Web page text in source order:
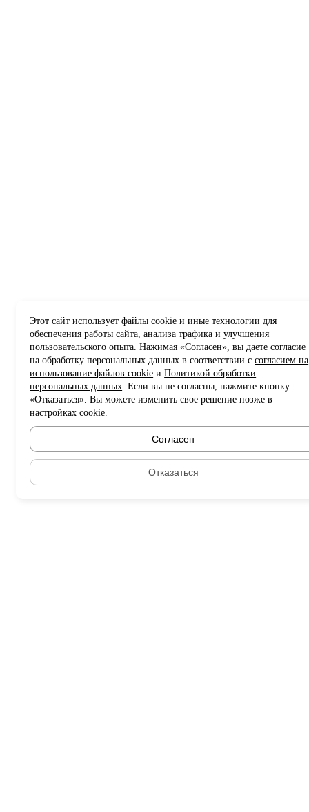
Этот сайт использует файлы cookie и иные технологии для
обеспечения работы сайта, анализа трафика и улучшения
пользовательского опыта. Нажимая «Согласен», вы даете согласие
на обработку персональных данных в соответствии ссогласием на
использование файлов cookie иПолитикой обработки
персональных данных. Если вы не согласны, нажмите кнопку
«Отказаться». Вы можете изменить свое решение позже в
настройках cookie.
Согласен
Отказаться